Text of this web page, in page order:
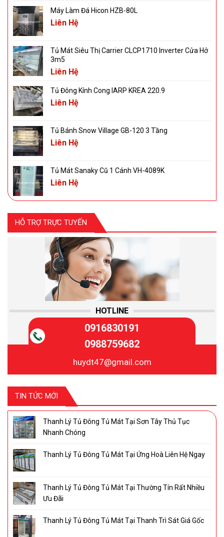
Máy Làm Đá Hicon HZB-80L
Liên Hệ
Tủ Mát Siêu Thị Carrier CLCP1710 Inverter Cửa Hở
3m5
Liên Hệ
Tủ Đông Kính Cong IARP KREA 220.9
Liên Hệ
Tủ Bánh Snow Village GB-120 3 Tầng
Liên Hệ
Tủ Mát Sanaky Cũ 1 Cánh VH-4089K
Liên Hệ
HỖ TRỢ TRỰC TUYẾN
HOTLINE
0916830191
0988759682
huydt47@gmail.com
TIN TỨC MỚI
Thanh Lý Tủ Đông Tủ Mát Tại Sơn Tây Thủ Tục
Nhanh Chóng
Thanh Lý Tủ Đông Tủ Mát Tại Ứng Hoà Liên Hệ Ngay
Thanh Lý Tủ Đông Tủ Mát Tại Thường Tín Rất Nhiều
Ưu Đãi
Thanh Lý Tủ Đông Tủ Mát Tại Thanh Trì Sát Giá Gốc